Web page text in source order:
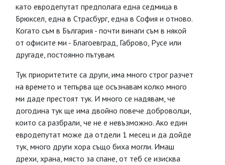
като евродепутат предполага една седмица в
Брюксел, една в Страсбург, една в София и отново.
Когато съм в България - почти винаги съм в някой
от офисите ми - Благоевград, Габрово, Русе или
другаде, постоянно пътувам.
Тук приоритетите са други, има много строг разчет
на времето и тепърва ще осъзнавам колко много
ми даде престоят тук. И много се надявам, че
догодина тук ще има двойно повече доброволци,
които са разбрали, че не е невъзможно. Ако един
евродепутат може да отдели 1 месец и да дойде
тук, много други хора също биха могли. Имаш
дрехи, храна, място за спане, от теб се изисква